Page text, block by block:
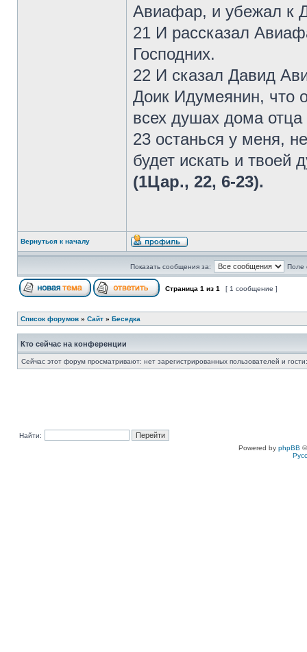
Авиафар, и убежал к
21 И рассказал
Господних.
22 И сказал Давид
Доик Идумеянин, что
всех душах дома отца
23 останься у меня,
будет искать и
(1Цар., 22, 6-23).
Вернуться к началу
Показать сообщения за: Поле
Страница 1 из 1 [ 1 сообщение ]
Список форумов » Сайт » Беседка
Кто сейчас на конференции
Сейчас этот форум просматривают: нет зарегистрированных пользователей и
Найти:
Powered by phpBB